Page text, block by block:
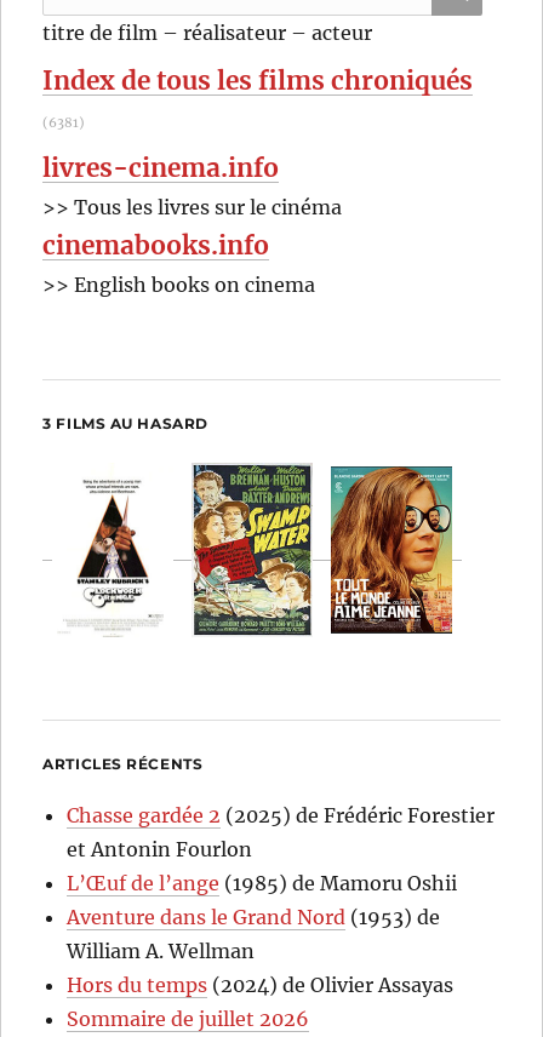
pour
:
titre de film – réalisateur – acteur
Index de tous les films chroniqués
(6381)
livres-cinema.info
>> Tous les livres sur le cinéma
cinemabooks.info
>> English books on cinema
3 FILMS AU HASARD
ARTICLES RÉCENTS
Chasse gardée 2 (2025) de Frédéric Forestier
et Antonin Fourlon
L’Œuf de l’ange (1985) de Mamoru Oshii
Aventure dans le Grand Nord (1953) de
William A. Wellman
Hors du temps (2024) de Olivier Assayas
Sommaire de juillet 2026